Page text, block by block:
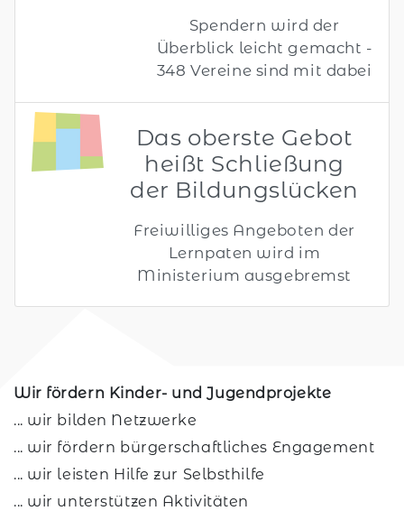
Spendern wird der
Überblick leicht gemacht -
348 Vereine sind mit dabei
Das oberste Gebot
heißt Schließung
der Bildungslücken
Freiwilliges Angeboten der
Lernpaten wird im
Ministerium ausgebremst
Wir fördern Kinder- und Jugendprojekte
... wir bilden Netzwerke
... wir fördern bürgerschaftliches Engagement
... wir leisten Hilfe zur Selbsthilfe
... wir unterstützen Aktivitäten